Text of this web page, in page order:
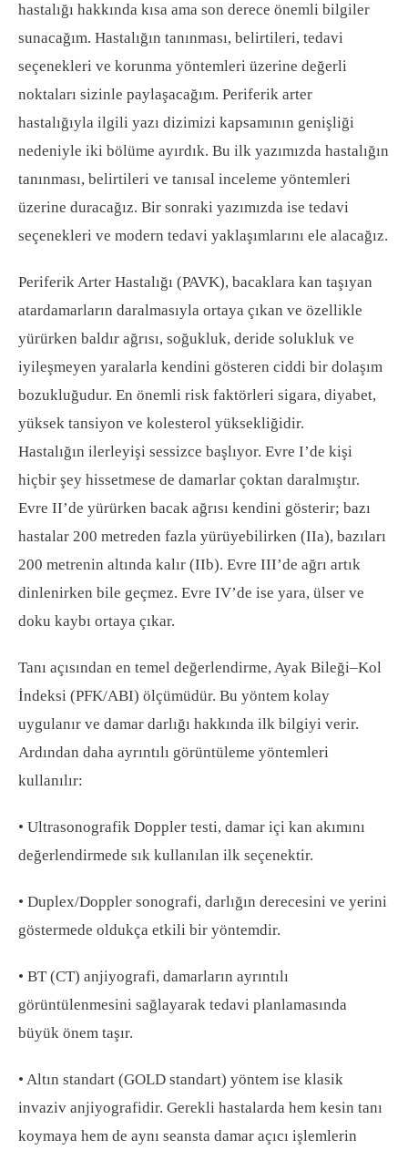
hastalığı hakkında kısa ama son derece önemli bilgiler
sunacağım. Hastalığın tanınması, belirtileri, tedavi
seçenekleri ve korunma yöntemleri üzerine değerli
noktaları sizinle paylaşacağım. Periferik arter
hastalığıyla ilgili yazı dizimizi kapsamının genişliği
nedeniyle iki bölüme ayırdık. Bu ilk yazımızda hastalığın
tanınması, belirtileri ve tanısal inceleme yöntemleri
üzerine duracağız. Bir sonraki yazımızda ise tedavi
seçenekleri ve modern tedavi yaklaşımlarını ele alacağız.
Periferik Arter Hastalığı (PAVK), bacaklara kan taşıyan
atardamarların daralmasıyla ortaya çıkan ve özellikle
yürürken baldır ağrısı, soğukluk, deride solukluk ve
iyileşmeyen yaralarla kendini gösteren ciddi bir dolaşım
bozukluğudur. En önemli risk faktörleri sigara, diyabet,
yüksek tansiyon ve kolesterol yüksekliğidir.
Hastalığın ilerleyişi sessizce başlıyor. Evre I’de kişi
hiçbir şey hissetmese de damarlar çoktan daralmıştır.
Evre II’de yürürken bacak ağrısı kendini gösterir; bazı
hastalar 200 metreden fazla yürüyebilirken (IIa), bazıları
200 metrenin altında kalır (IIb). Evre III’de ağrı artık
dinlenirken bile geçmez. Evre IV’de ise yara, ülser ve
doku kaybı ortaya çıkar.
Tanı açısından en temel değerlendirme, Ayak Bileği–Kol
İndeksi (PFK/ABI) ölçümüdür. Bu yöntem kolay
uygulanır ve damar darlığı hakkında ilk bilgiyi verir.
Ardından daha ayrıntılı görüntüleme yöntemleri
kullanılır:
• Ultrasonografik Doppler testi, damar içi kan akımını
değerlendirmede sık kullanılan ilk seçenektir.
• Duplex/Doppler sonografi, darlığın derecesini ve yerini
göstermede oldukça etkili bir yöntemdir.
• BT (CT) anjiyografi, damarların ayrıntılı
görüntülenmesini sağlayarak tedavi planlamasında
büyük önem taşır.
• Altın standart (GOLD standart) yöntem ise klasik
invaziv anjiyografidir. Gerekli hastalarda hem kesin tanı
koymaya hem de aynı seansta damar açıcı işlemlerin